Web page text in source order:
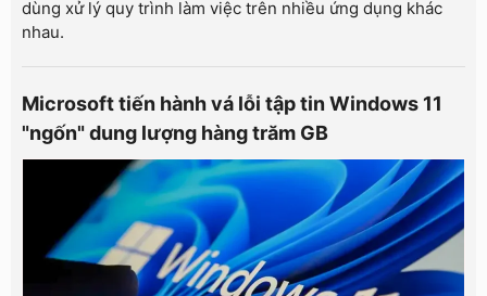
dùng xử lý quy trình làm việc trên nhiều ứng dụng khác
nhau.
Microsoft tiến hành vá lỗi tập tin Windows 11
"ngốn" dung lượng hàng trăm GB